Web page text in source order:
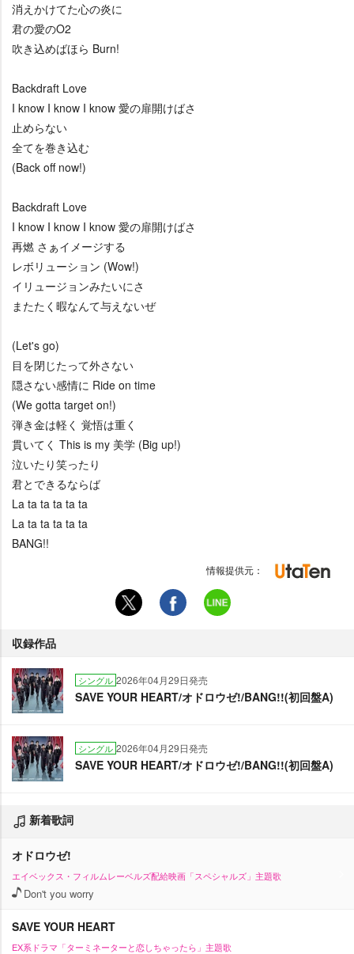
消えかけてた心の炎に
君の愛のO2
吹き込めばほら Burn!
Backdraft Love
I know I know I know 愛の扉開けばさ
止めらない
全てを巻き込む
(Back off now!)
Backdraft Love
I know I know I know 愛の扉開けばさ
再燃 さぁイメージする
レボリューション (Wow!)
イリュージョンみたいにさ
またたく暇なんて与えないぜ
(Let's go)
目を閉じたって外さない
隠さない感情に Ride on time
(We gotta target on!)
弾き金は軽く 覚悟は重く
貫いてく This is my 美学 (Big up!)
泣いたり笑ったり
君とできるならば
La ta ta ta ta ta
La ta ta ta ta ta
BANG!!
情報提供元：
収録作品
シングル 2026年04月29日発売
SAVE YOUR HEART/オドロウゼ!/BANG!!(初回盤A)
シングル 2026年04月29日発売
SAVE YOUR HEART/オドロウゼ!/BANG!!(初回盤A)
新着歌詞
オドロウゼ!
エイベックス・フィルムレーベルズ配給映画「スペシャルズ」主題歌
Don't you worry
SAVE YOUR HEART
EX系ドラマ「ターミネーターと恋しちゃったら」主題歌